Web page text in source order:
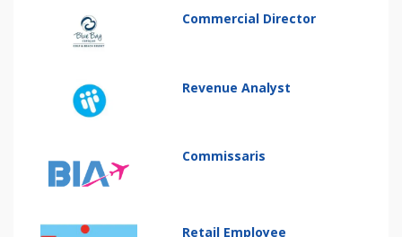
Commercial Director
Revenue Analyst
Commissaris
Retail Employee